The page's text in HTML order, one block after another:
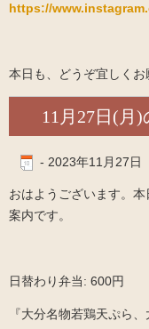
https://
本日も、どうぞ宜しくお
11月27日(月
- 2023年11月27日
おはようございます。
案内です。
日替わり弁当: 600円
『大分名物若鶏天ぷら